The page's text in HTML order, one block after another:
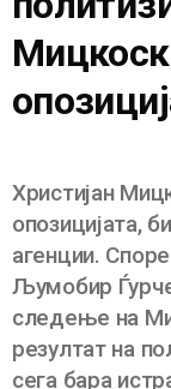
Христијан
опозицијата,
агенции.
Љумобир
следење на
резултат на
сега бара